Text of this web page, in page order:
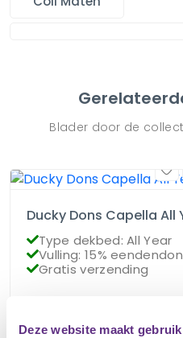
Deze website maakt
Blader door de
Ducky Dons Capella All
Type dekbed: All Year
Vulling: 15%
Gratis verzending
Op voorraad